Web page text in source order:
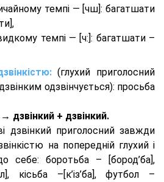
темпі — [чш]: багатшати
темпі — [ч:]: багатшати –
(глухий приголосний
одзвінчується): просьба
дзвінкий + дзвінкий.
дзвінкий приголосний завжди
на попередній глухий і
себе: боротьба – [бород’ба],
кісьба –[к’із’ба], футбол –